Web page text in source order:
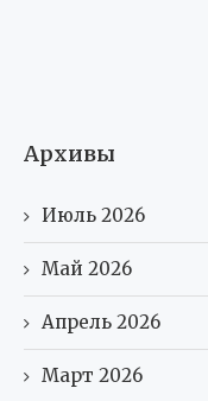
Архивы
Июль 2026
Май 2026
Апрель 2026
Март 2026